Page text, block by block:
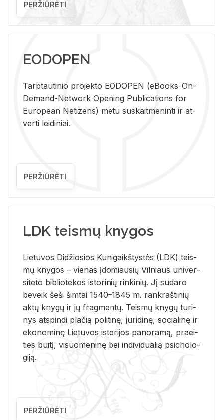
PERŽIŪRĖTI
EODOPEN
Tarp­tau­ti­nio pro­jek­to EO­DO­PEN (eBo­oks-On-
De­mand-Ne­twork Ope­ning Pub­li­ca­tions for
Eu­ro­pe­an Ne­ti­zens) metu su­skait­me­nin­ti ir at­
ver­ti lei­di­niai.
PERŽIŪRĖTI
LDK teismų knygos
Lie­tu­vos Di­džio­sios Ku­ni­gaikš­tys­tės (LDK) teis­
mų kny­gos – vie­nas įdo­miau­sių Vil­niaus uni­ver­
si­te­to bi­b­lio­te­kos is­to­ri­nių rin­ki­nių. Jį su­da­ro
be­veik šeši šim­tai 1540–1845 m. rank­raš­ti­nių
aktų kny­gų ir jų frag­men­tų. Teis­mų kny­gų tu­ri­
nys at­spin­di pla­čią po­li­ti­nę, ju­ri­di­nę, so­cia­li­nę ir
eko­no­mi­nę Lie­tu­vos is­to­ri­jos pa­no­ra­mą, pra­ei­
ties bui­tį, vi­suo­me­ni­nę bei in­di­vi­dua­lią psi­cho­lo­
gi­ją.
PERŽIŪRĖTI